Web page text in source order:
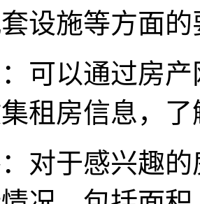
设施等方面的
可以通过房
租房信息，
对于感兴趣